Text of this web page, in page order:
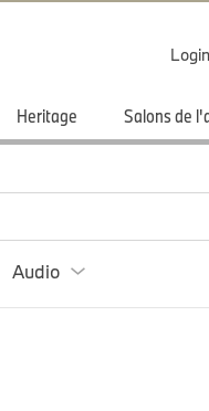
Login
Heritage Salons de
Audio